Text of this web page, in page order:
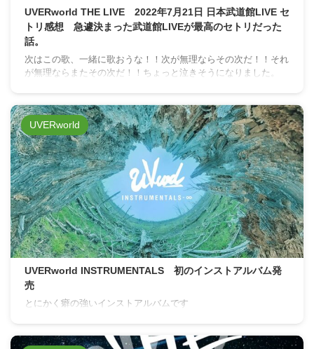
UVERworld THE LIVE 2022年7月21日 日本武道館LIVE セ
トリ感想 急遽決まった武道館LIVEが最高のセトリだった
話。
次はこの歌、一緒に歌おうな！！次が無理ならその次だ！！それ
が無理ならまたその次だ！！ちょっと泣きそうになりました。
UVERworld
UVERworld INSTRUMENTALS 初のインストアルバム発
売
とにかく癖の強いインストアルバムです